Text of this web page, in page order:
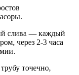
слива — каждый
через 2-3 часа
точечно,